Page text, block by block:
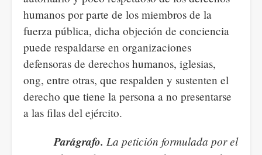
humanos por parte de los miembros de la
fuerza pública, dicha objeción de conciencia
puede respaldarse en organizaciones
defensoras de derechos humanos, iglesias,
ong, entre otras, que respalden y sustenten el
derecho que tiene la persona a no presentarse
a las filas del ejército.
Parágrafo. La petición formulada por el